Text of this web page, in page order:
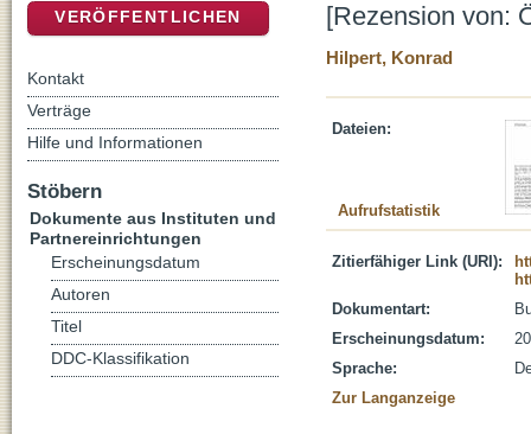
[Rezension von:
Hilpert, Konrad
Dateien:
Aufrufstatistik
Zitierfähiger Link (URI):
Dokumentart:
Erscheinungsdatum:
Sprache:
Zur Langanzeige
VERÖFFENTLICHEN
Kontakt
Verträge
Hilfe und Informationen
Stöbern
Dokumente aus Instituten und
Partnereinrichtungen
Erscheinungsdatum
Autoren
Titel
DDC-Klassifikation